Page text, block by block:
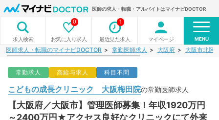
医師の求人・転職・アルバイトはマイナビDOCTOR
求人検索 お気に入り求人
0
最近見た求人
1
マイページ MENU
医師求人・転職のマイナビDOCTOR 常勤医師求人 大阪府 大阪市北区
常勤求人 高給与求人 科目不問
こどもの成長クリニック 大阪梅田院の常勤医師求人
【大阪府／大阪市】管理医師募集！年収1920万円
～2400万円★アクセス良好なクリニックにて外来